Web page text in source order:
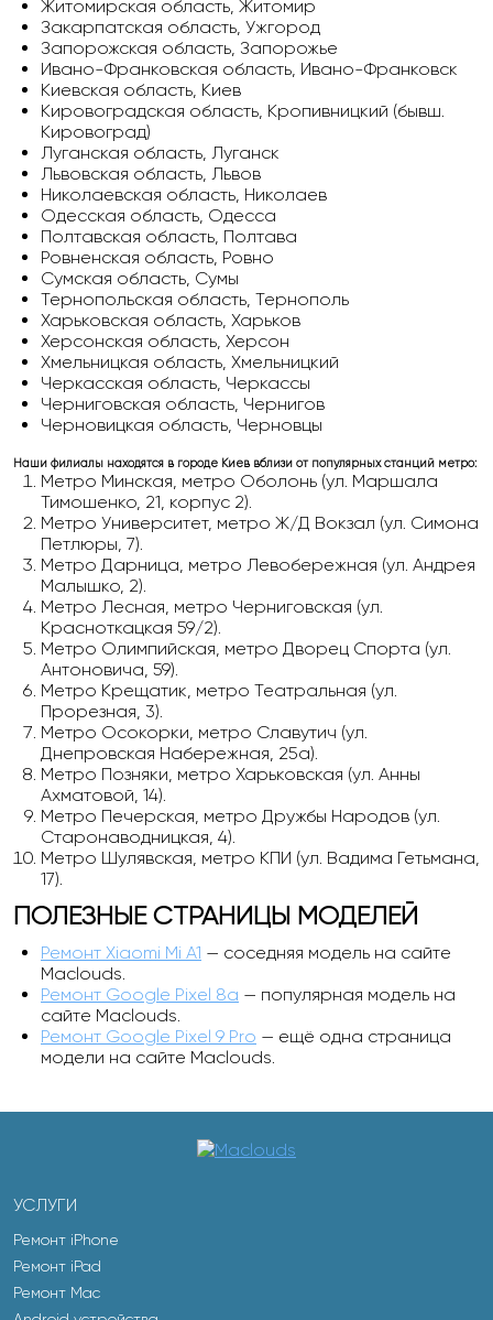
Житомирская область, Житомир
Закарпатская область, Ужгород
Запорожская область, Запорожье
Ивано-Франковская область, Ивано-Франковск
Киевская область, Киев
Кировоградская область, Кропивницкий (бывш.
Кировоград)
Луганская область, Луганск
Львовская область, Львов
Николаевская область, Николаев
Одесская область, Одесса
Полтавская область, Полтава
Ровненская область, Ровно
Сумская область, Сумы
Тернопольская область, Тернополь
Харьковская область, Харьков
Херсонская область, Херсон
Хмельницкая область, Хмельницкий
Черкасская область, Черкассы
Черниговская область, Чернигов
Черновицкая область, Черновцы
Наши филиалы находятся в городе Киев вблизи от популярных станций метро:
Метро Минская, метро Оболонь (ул. Маршала
Тимошенко, 21, корпус 2).
Метро Университет, метро Ж/Д Вокзал (ул. Симона
Петлюры, 7).
Метро Дарница, метро Левобережная (ул. Андрея
Малышко, 2).
Метро Лесная, метро Черниговская (ул.
Красноткацкая 59/2).
Метро Олимпийская, метро Дворец Спорта (ул.
Антоновича, 59).
Метро Крещатик, метро Театральная (ул.
Прорезная, 3).
Метро Осокорки, метро Славутич (ул.
Днепровская Набережная, 25а).
Метро Позняки, метро Харьковская (ул. Анны
Ахматовой, 14).
Метро Печерская, метро Дружбы Народов (ул.
Старонаводницкая, 4).
Метро Шулявская, метро КПИ (ул. Вадима Гетьмана,
17).
ПОЛЕЗНЫЕ СТРАНИЦЫ МОДЕЛЕЙ
Ремонт Xiaomi Mi A1 — соседняя модель на сайте
Maclouds.
Ремонт Google Pixel 8a — популярная модель на
сайте Maclouds.
Ремонт Google Pixel 9 Pro — ещё одна страница
модели на сайте Maclouds.
УСЛУГИ
Ремонт iPhone
Ремонт iPad
Ремонт Mac